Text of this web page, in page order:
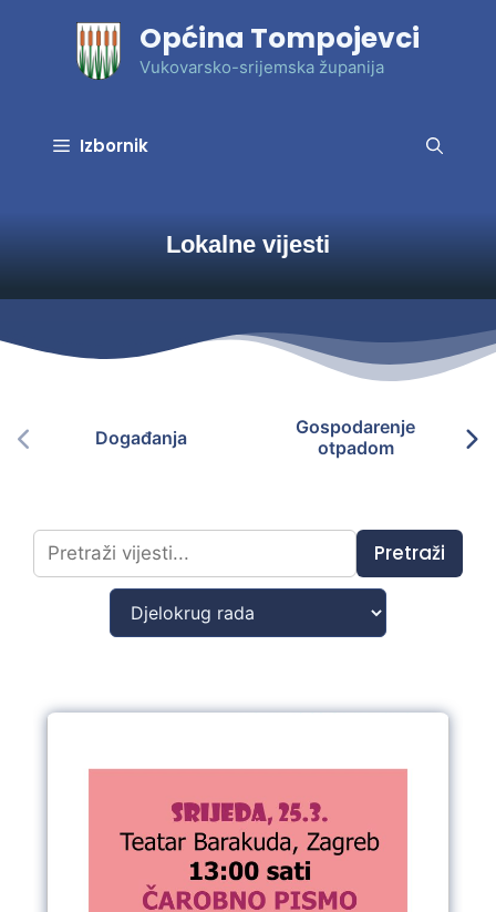
Općina Tompojevci
Vukovarsko-srijemska županija
Izbornik
Lokalne vijesti
Događanja
Gospodarenje
otpadom
Pretraži